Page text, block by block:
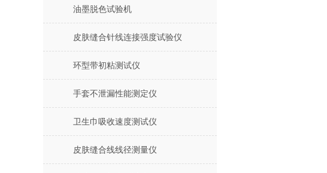
油墨脱色试验机
皮肤缝合针线连接强度试验仪
环型带初粘测试仪
手套不泄漏性能测定仪
卫生巾吸收速度测试仪
皮肤缝合线线径测量仪